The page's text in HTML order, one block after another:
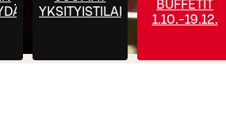
YKSITYISTILAISUUKSIIN
BUFFETIT
1.10.-19.12.